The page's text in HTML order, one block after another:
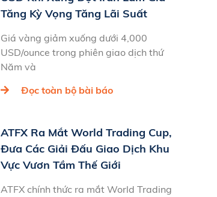
Tăng Kỳ Vọng Tăng Lãi Suất
Giá vàng giảm xuống dưới 4,000
USD/ounce trong phiên giao dịch thứ
Năm và
Đọc toàn bộ bài báo
ATFX Ra Mắt World Trading Cup,
Đưa Các Giải Đấu Giao Dịch Khu
Vực Vươn Tầm Thế Giới
ATFX chính thức ra mắt World Trading